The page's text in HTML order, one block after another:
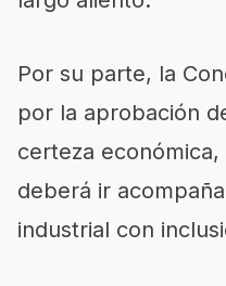
Por su parte, la
por la aprobación
certeza
deberá ir
industrial con